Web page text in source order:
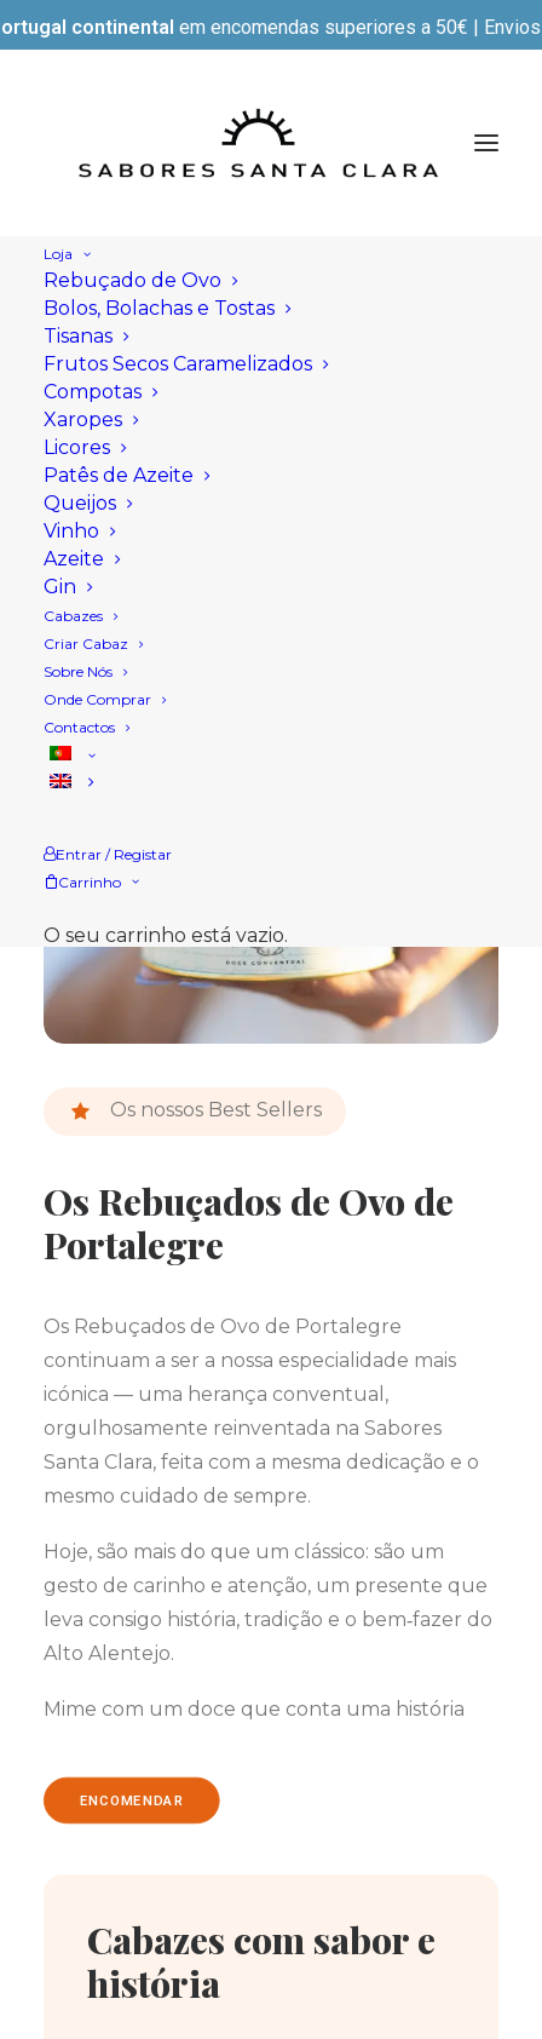
continental em encomendas superiores a 50€ |
Loja
Rebuçado de Ovo
Bolos, Bolachas e Tostas
Tisanas
Frutos Secos Caramelizados
Compotas
Xaropes
Licores
Patês de Azeite
Queijos
Vinho
Azeite
Gin
Cabazes
Criar Cabaz
Sobre Nós
Onde Comprar
Contactos
Entrar / Registar
Carrinho
O seu carrinho está vazio.
Os nossos Best Sellers
Os Rebuçados de Ovo de
Portalegre
Os Rebuçados de Ovo de Portalegre
continuam a ser a nossa especialidade mais
icónica — uma herança conventual,
orgulhosamente reinventada na Sabores
Santa Clara, feita com a mesma dedicação e o
mesmo cuidado de sempre.
Hoje, são mais do que um clássico: são um
gesto de carinho e atenção, um presente que
leva consigo história, tradição e o bem‑fazer do
Alto Alentejo.
Mime com um doce que conta uma história
ENCOMENDAR
Cabazes com sabor e
história